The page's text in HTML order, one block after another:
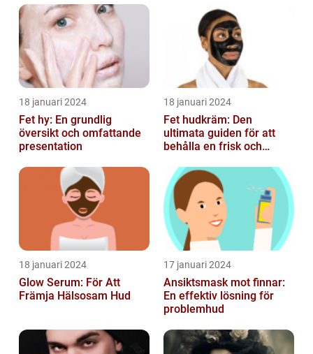
18 januari 2024
Fet hy: En grundlig
översikt och omfattande
presentation
18 januari 2024
Fet hudkräm: Den
ultimata guiden för att
behålla en frisk och
18 januari 2024
Glow Serum: För Att
Främja Hälsosam Hud
17 januari 2024
Ansiktsmask mot finnar:
En effektiv lösning för
problemhud